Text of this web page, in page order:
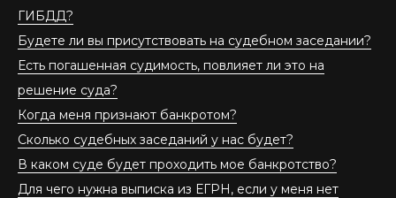
ГИБДД?
Будете ли вы присутствовать на судебном заседании?
Есть погашенная судимость, повлияет ли это на
решение суда?
Когда меня признают банкротом?
Сколько судебных заседаний у нас будет?
В каком суде будет проходить мое банкротство?
Для чего нужна выписка из ЕГРН, если у меня нет